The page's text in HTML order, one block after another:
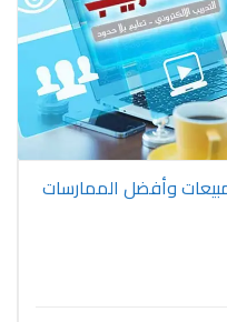
وأفضل الممارسات